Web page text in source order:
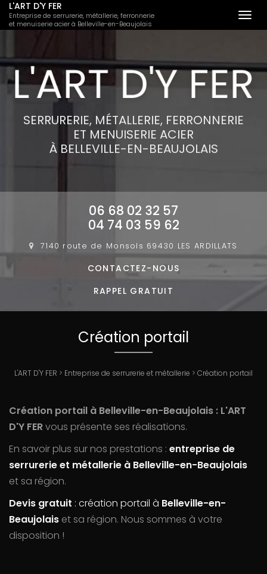
au
contenu
principal
L'ART D'Y FER
Entreprise de serrurerie, métallerie, ferronnerie
et menuiserie acier à Belleville-en-Beaujolais
SERRURERIE, MÉTALLERIE, FERRONNERIE
ET MENUISERIE ACIER
À BELLEVILLE-EN-BEAUJOLAIS
06 68 02 32 57
04 74 03 59 62
7140 route de Monsols 69430 LES ARDILLATS
CONTACTEZ- NOUS
RAPPEL GRATUIT
Création portail
L'ART D'Y FER > Entreprise de serrurerie et métallerie > Création portail
Création portail à Belleville-en-Beaujolais : L'ART
D'Y FERvous présente ses réalisations.
En savoir plus sur nos prestations : entreprise de
serrurerie et métallerie à Belleville-en-Beaujolais
et sa région.
Devis gratuit : création portail à Belleville-en-
Beaujolais et sa région. Nous sommes à votre
disposition !